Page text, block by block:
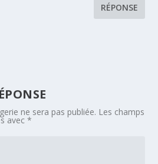
RÉPONSE
ne sera pas publiée. Les champs
avec*